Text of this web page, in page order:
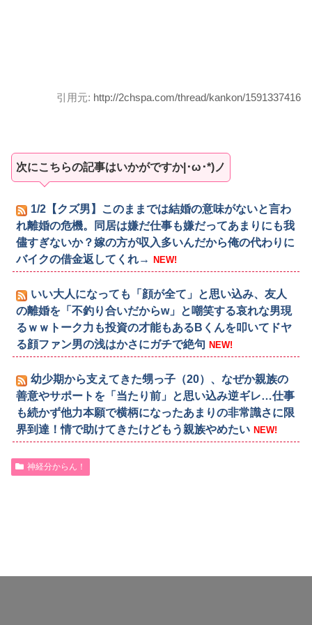
引用元: http://2chspa.com/thread/kankon/1591337416
次にこちらの記事はいかがですか|･ω･*)ノ
1/2【クズ男】このままでは結婚の意味がないと言わ
れ離婚の危機。同居は嫌だ仕事も嫌だってあまりにも我
儘すぎないか？嫁の方が収入多いんだから俺の代わりに
バイクの借金返してくれ→ NEW!
いい大人になっても「顔が全て」と思い込み、友人
の離婚を「不釣り合いだからw」と嘲笑する哀れな男現
るｗｗトーク力も投資の才能もあるBくんを叩いてドヤ
る顔ファン男の浅はかさにガチで絶句 NEW!
幼少期から支えてきた甥っ子（20）、なぜか親族の
善意やサポートを「当たり前」と思い込み逆ギレ…仕事
も続かず他力本願で横柄になったあまりの非常識さに限
界到達！情で助けてきたけどもう親族やめたい NEW!
神経分からん！